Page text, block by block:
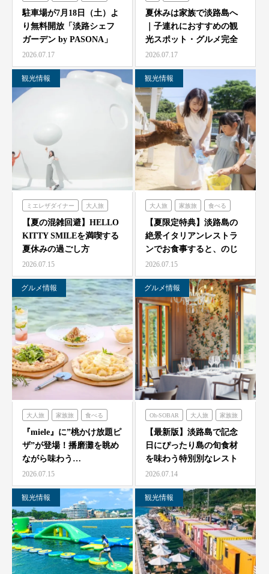
シェフガーデン
駐車場が7月18日（土）よ
り無料開放「淡路シェフ
ガーデン by PASONA」
「Ladyb…
2026.07.17
農家レストラン「陽・燦燦」
シェフガーデン
ニジゲンノモリ
夏休みは家族で淡路島へ
｜子連れにおすすめの観
光スポット・グルメ完全
ガイド
2026.07.17
観光情報
ミエレザダイナー 大人旅
家族旅 食べる 体験する
ハローキティスマイル
【夏の混雑回避】HELLO
KITTY SMILEを満喫する
夏休みの過ごし方
2026.07.15
観光情報
大人旅 家族旅 食べる
体験する のじまスコーラ
【夏限定特典】淡路島の
絶景イタリアンレストラ
ンでお食事すると、のじ
ま動物園の入場券をプレ
ゼ…
2026.07.15
グルメ情報
大人旅 家族旅 食べる
体験する ミエレ
『miele』に”桃かけ放題ピ
ザ”が登場！播磨灘を眺め
ながら味わう…
2026.07.15
グルメ情報
Oh-SOBAR 大人旅 家族旅
食べる フレンチの森
オーシャンテラス
のじまスコーラ 青海波
海神人の食卓
【最新版】淡路島で記念
日にぴったり島の旬食材
を味わう特別別なレスト
ラン7選
2026.07.14
観光情報 観光情報